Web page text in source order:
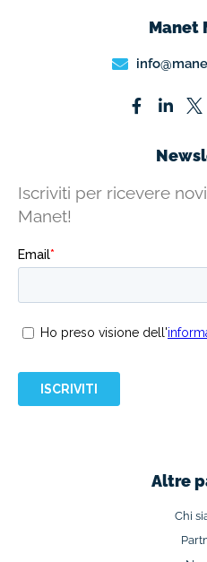
Manet
Iscriviti per ricevere
Manet!
Altre
Chi